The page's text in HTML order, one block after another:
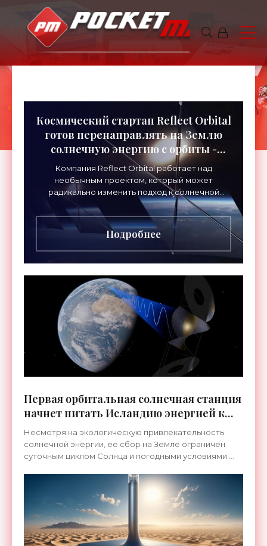
Космический стартап Reflect Orbital
готов перенаправлять на Землю
солнечную энергию с орбиты -
«Технологии»
Компания Reflect Orbital работает над
необычным проектом, который может
радикально изменить подход к солнечной
энергетике. Идея заключается в размещении
на орбите спутников с крупными
Подробнее
Первая орбитальная солнечная станция
начнет питать Исландию энергией к
2036 году - «Технологии»
Несмотря на экологическую привлекательность
солнечной энергии, ее сбор на Земле ограничен
суточным циклом Солнца и погодными условиями.